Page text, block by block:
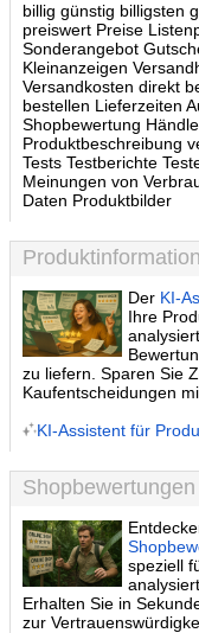
billig günstig billigsten
preiswert Preise
Sonderangebot
Kleinanzeigen
Versandkosten direkt
bestellen Lieferzeiten
Shopbewertung
Produktbeschreibung
Tests Testberichte
Meinungen von
Daten Produktbilder
Produktinformation
Der KI-
Ihre
zu liefern. Sparen Sie
Kaufentscheidungen
KI-Assistent für
Shopbewertungen
speziell
Erhalten Sie in
zur